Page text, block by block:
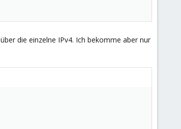
die einzelne IPv4. Ich bekomme aber nur